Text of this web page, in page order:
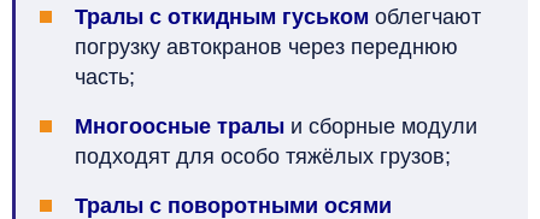
Тралы с откидным гуськом облегчают
погрузку автокранов через переднюю
часть;
Многоосные тралы и сборные модули
подходят для особо тяжёлых грузов;
Тралы с поворотными осями